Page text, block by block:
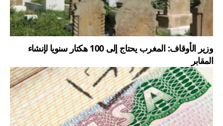
وزير الأوقاف: المغرب يحتاج إلى 100 هكتار سنويا لإنشاء
المقابر